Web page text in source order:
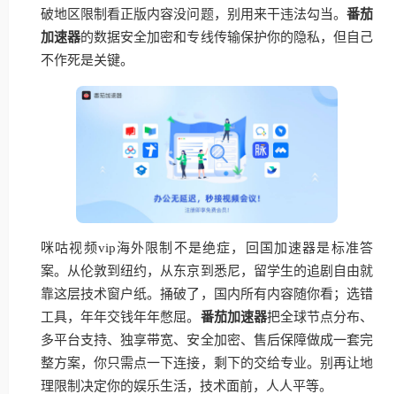
破地区限制看正版内容没问题，别用来干违法勾当。 番茄
加速器的数据安全加密和专线传输保护你的隐私，但自己
不作死是关键。
咪咕视频vip海外限制不是绝症，回国加速器是标准答
案。从伦敦到纽约，从东京到悉尼，留学生的追剧自由就
靠这层技术窗户纸。捅破了，国内所有内容随你看；选错
工具，年年交钱年年憋屈。 番茄加速器把全球节点分布、
多平台支持、独享带宽、安全加密、售后保障做成一套完
整方案，你只需点一下连接，剩下的交给专业。别再让地
理限制决定你的娱乐生活，技术面前，人人平等。